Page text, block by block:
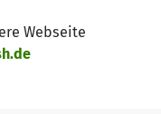
Webseite